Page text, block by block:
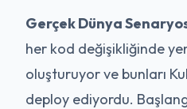
Gerçek Dünya
her kod değişikliğinde
oluşturuyor ve bunları
deploy ediyordu.